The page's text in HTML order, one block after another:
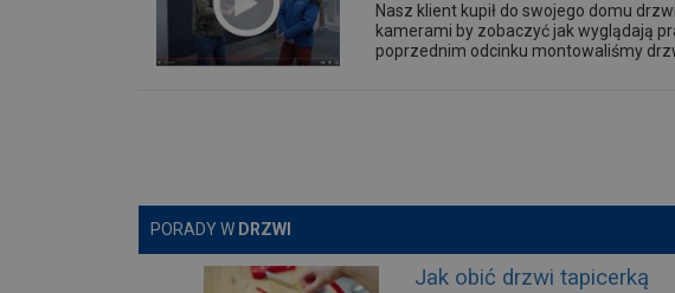
Nasz klient kupił do swojego domu
kamerami by zobaczyć jak wyglądają
poprzednim odcinku montowaliśmy
PORADY W DRZWI
Jak obić drzwi tapicerką